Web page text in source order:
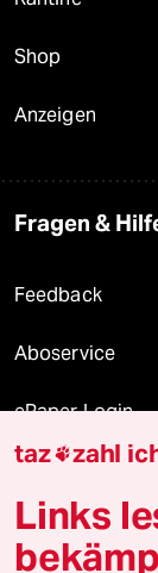
Shop
Anzeigen
Fragen &
Feedback
Aboservice
ePaper Login
Downloads für
taz zahl
Links